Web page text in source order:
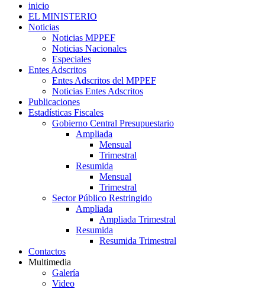
inicio
EL MINISTERIO
Noticias
Noticias MPPEF
Noticias Nacionales
Especiales
Entes Adscritos
Entes Adscritos del MPPEF
Noticias Entes Adscritos
Publicaciones
Estadísticas Fiscales
Gobierno Central Presupuestario
Ampliada
Mensual
Trimestral
Resumida
Mensual
Trimestral
Sector Público Restringido
Ampliada
Ampliada Trimestral
Resumida
Resumida Trimestral
Contactos
Multimedia
Galería
Video